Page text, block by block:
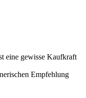
eine gewisse Kaufkraft
Empfehlung